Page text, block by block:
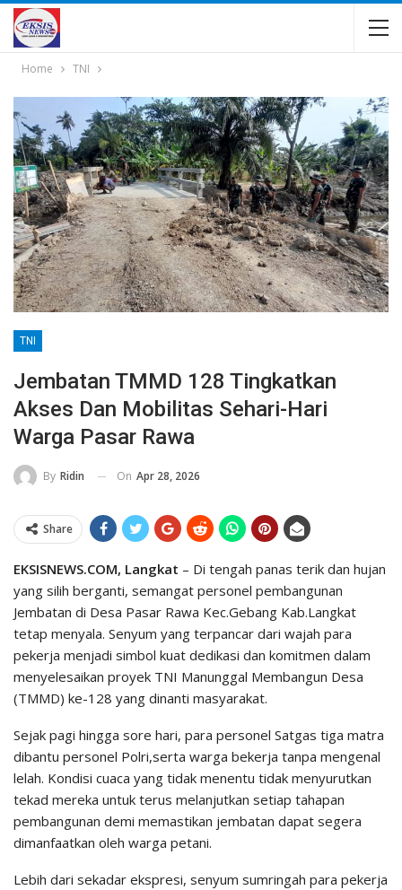
Home TNI
TNI
Jembatan TMMD 128 Tingkatkan
Akses Dan Mobilitas Sehari-Hari
Warga Pasar Rawa
By Ridin On Apr 28, 2026
Share
EKSISNEWS.COM, Langkat – Di tengah panas terik dan hujan
yang silih berganti, semangat personel pembangunan
Jembatan di Desa Pasar Rawa Kec.Gebang Kab.Langkat
tetap menyala. Senyum yang terpancar dari wajah para
pekerja menjadi simbol kuat dedikasi dan komitmen dalam
menyelesaikan proyek TNI Manunggal Membangun Desa
(TMMD) ke-128 yang dinanti masyarakat.
Sejak pagi hingga sore hari, para personel Satgas tiga matra
dibantu personel Polri,serta warga bekerja tanpa mengenal
lelah. Kondisi cuaca yang tidak menentu tidak menyurutkan
tekad mereka untuk terus melanjutkan setiap tahapan
pembangunan demi memastikan jembatan dapat segera
dimanfaatkan oleh warga petani.
Lebih dari sekadar ekspresi, senyum sumringah para pekerja